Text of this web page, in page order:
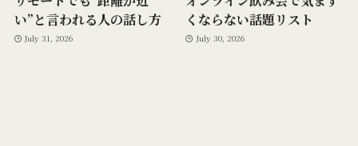
い”と言われる人の話し方
July 31, 2026
くならない話題リスト
July 30, 2026